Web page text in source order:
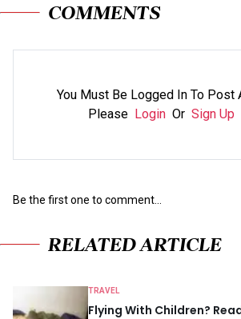
COMMENTS
You Must Be Logged In To Post
Please Login Or Sign Up
Be the first one to comment...
RELATED ARTICLE
TRAVEL
Flying With Children?